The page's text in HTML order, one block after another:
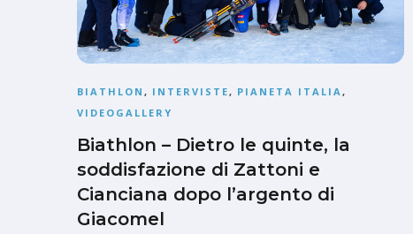
BIATHLON , INTERVISTE, PIANETA ITALIA ,
VIDEOGALLERY
Biathlon – Dietro le quinte, la
soddisfazione di Zattoni e
Cianciana dopo l’argento di
Giacomel